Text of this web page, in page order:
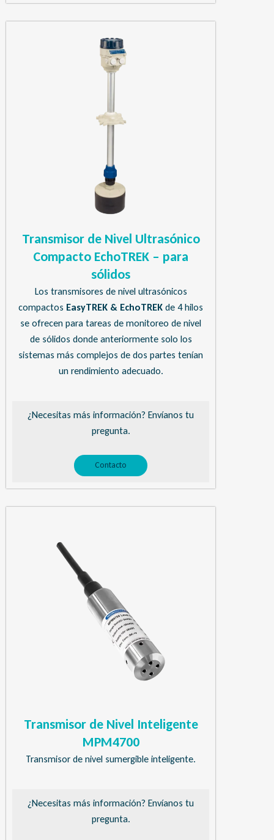
Transmisor de Nivel Ultrasónico
Compacto EchoTREK – para
sólidos
Los transmisores de nivel ultrasónicos
compactos EasyTREK & EchoTREK de 4 hilos
se ofrecen para tareas de monitoreo de nivel
de sólidos donde anteriormente solo los
sistemas más complejos de dos partes tenían
un rendimiento adecuado.
¿Necesitas más información? Envíanos tu
pregunta.
Contacto
Transmisor de Nivel Inteligente
MPM4700
Transmisor de nivel sumergible inteligente.
¿Necesitas más información? Envíanos tu
pregunta.